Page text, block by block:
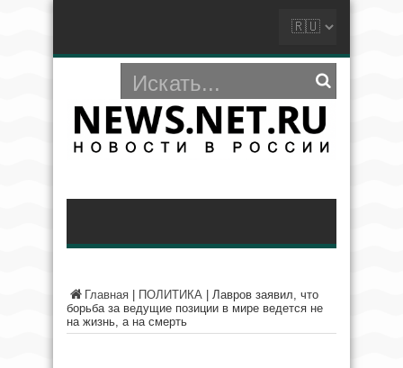
Главная ПОЛИТИКА
Лавров заявил, что
борьба за ведущие позиции в мире ведется не
на жизнь, а на смерть